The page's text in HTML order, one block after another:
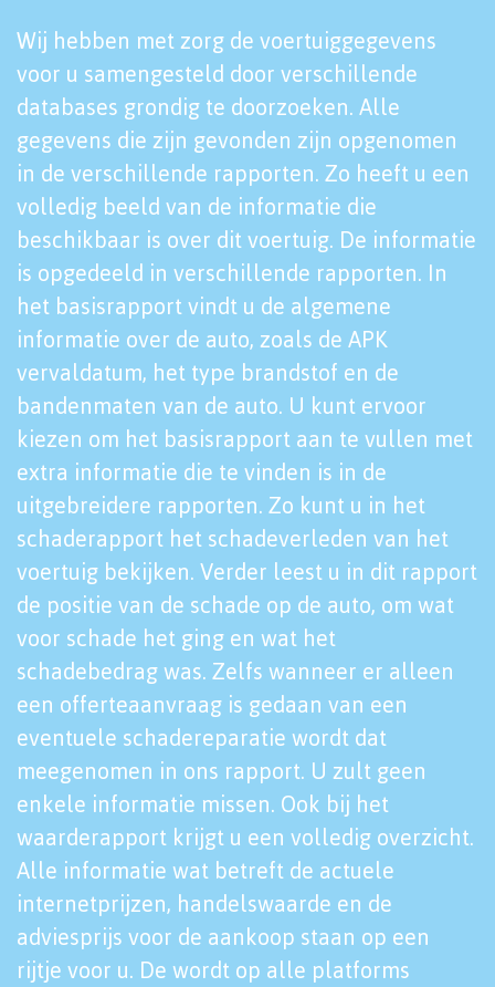
Wij hebben met zorg de voertuiggegevens
voor u samengesteld door verschillende
databases grondig te doorzoeken. Alle
gegevens die zijn gevonden zijn opgenomen
in de verschillende rapporten. Zo heeft u een
volledig beeld van de informatie die
beschikbaar is over dit voertuig. De informatie
is opgedeeld in verschillende rapporten. In
het basisrapport vindt u de algemene
informatie over de auto, zoals de APK
vervaldatum, het type brandstof en de
bandenmaten van de auto. U kunt ervoor
kiezen om het basisrapport aan te vullen met
extra informatie die te vinden is in de
uitgebreidere rapporten. Zo kunt u in het
schaderapport het schadeverleden van het
voertuig bekijken. Verder leest u in dit rapport
de positie van de schade op de auto, om wat
voor schade het ging en wat het
schadebedrag was. Zelfs wanneer er alleen
een offerteaanvraag is gedaan van een
eventuele schadereparatie wordt dat
meegenomen in ons rapport. U zult geen
enkele informatie missen. Ook bij het
waarderapport krijgt u een volledig overzicht.
Alle informatie wat betreft de actuele
internetprijzen, handelswaarde en de
adviesprijs voor de aankoop staan op een
rijtje voor u. De wordt op alle platforms